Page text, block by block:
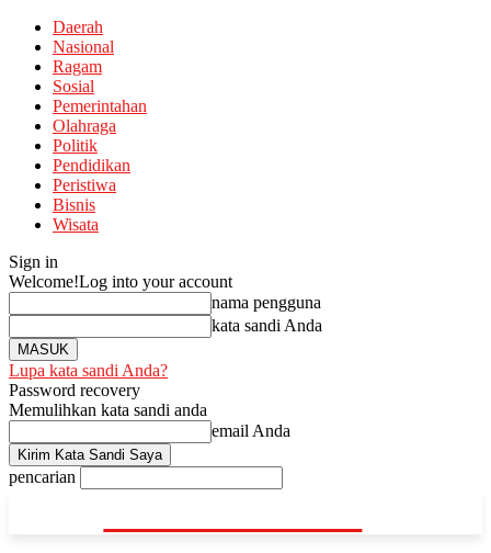
Daerah
Nasional
Ragam
Sosial
Pemerintahan
Olahraga
Politik
Pendidikan
Peristiwa
Bisnis
Wisata
Sign in
Welcome!Log into your account
nama pengguna
kata sandi Anda
Lupa kata sandi Anda?
Password recovery
Memulihkan kata sandi anda
email Anda
pencarian
KORAN-FAKTA.ID